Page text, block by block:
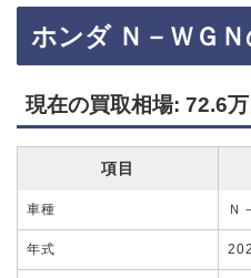
ホンダ Ｎ－ＷＧ
現在の買取相場: 72.6万
項目
車種 Ｎ
年式